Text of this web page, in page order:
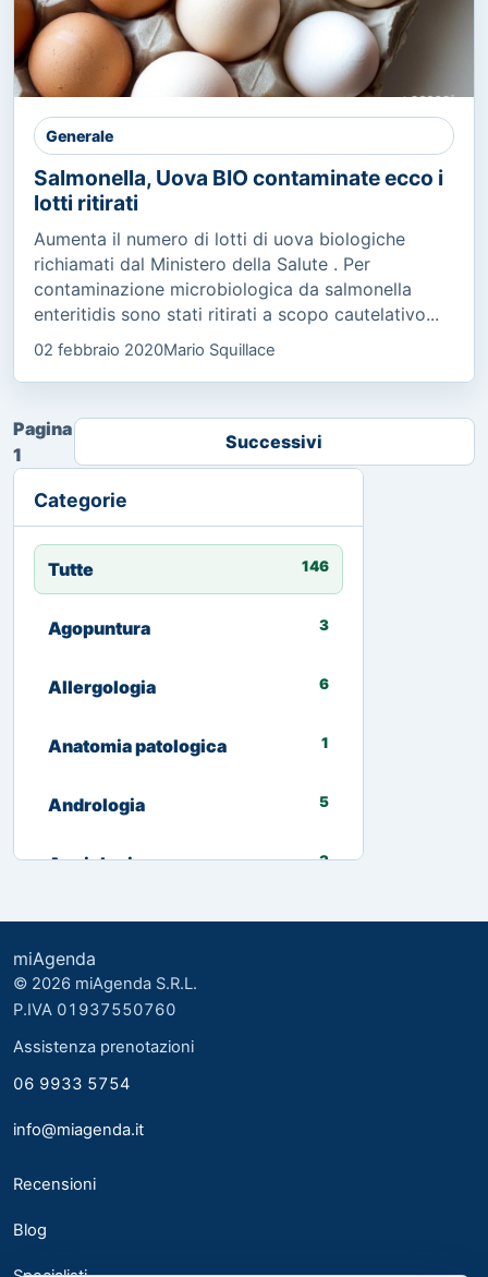
Categorie
Tutte 146
Agopuntura 3
Allergologia 6
Anatomia patologica 1
Andrologia 5
Angiologia 3
Biologo nutrizionista 13
Cardiologia
Chirurgia Generale
6
Generale
Salmonella, Uova BIO contaminate ecco i
lotti ritirati
Aumenta il numero di lotti di uova biologiche
richiamati dal Ministero della Salute . Per
contaminazione microbiologica da salmonella
enteritidis sono stati ritirati a scopo cautelativo...
02 febbraio 2020Mario Squillace
Pagina
1
Successivi
miAgenda
© 2026 miAgenda S.R.L.
P.IVA 01937550760
Assistenza prenotazioni
06 9933 5754
info@miagenda.it
Recensioni
Blog